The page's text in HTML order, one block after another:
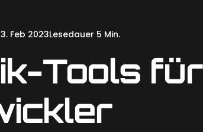
Feb 2023Lesedauer 5 Min.
Tools für